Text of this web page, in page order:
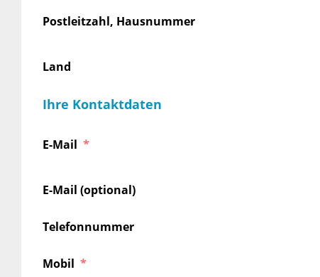
Postleitzahl, Hausnummer
Land
Ihre Kontaktdaten
E-Mail
E-Mail (optional)
Telefonnummer
Mobil